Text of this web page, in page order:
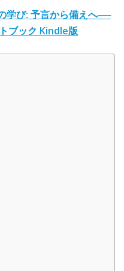
学び: 予言から備えへ──
ブック Kindle版